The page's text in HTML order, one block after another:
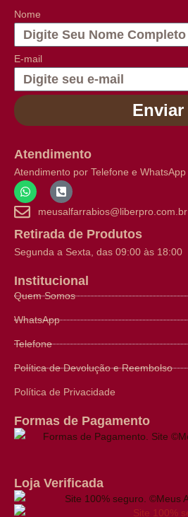
Nome
E-mail
Enviar
Atendimento
Atendimento por Telefone e WhatsApp
meusalfarrabios@liberpro.com.br
Retirada de Produtos
Segunda a Sexta, das 09:00 às 18:00
Institucional
Quem Somos
WhatsApp
Telefone
Política de Devolução e Reembolso
Política de Privacidade
Formas de Pagamento
Loja Verificada